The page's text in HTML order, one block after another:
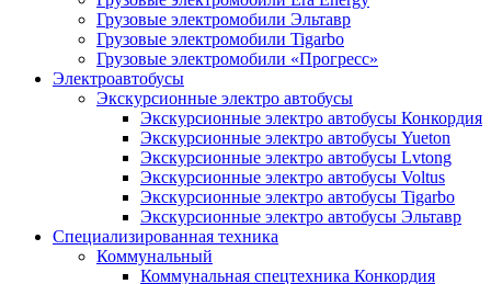
Грузовые электромобили Эльтавр
Грузовые электромобили Tigarbo
Грузовые электромобили «Прогресс»
Электроавтобусы
Экскурсионные электро автобусы
Экскурсионные электро автобусы Конкордия
Экскурсионные электро автобусы Yueton
Экскурсионные электро автобусы Lvtong
Экскурсионные электро автобусы Voltus
Экскурсионные электро автобусы Tigarbo
Экскурсионные электро автобусы Эльтавр
Специализированная техника
Коммунальный
Коммунальная спецтехника Конкордия